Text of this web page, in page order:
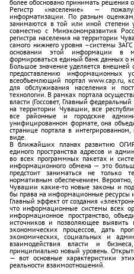
более обосновано принимать решения
Регистр «население» —
информатизации. По разным
занимаются в той или иной степени
совместно с Минэкономразвития
регистра населения на территории
самого нижнего уровня –системы
основании этой информации в
формироваться единый банк данных о
Большое значение уделяется внешней
предоставлению информационных
всеобъемлющий портал www.cap.ru,
для обслуживания населения и
технологии. В рамках портала
власти (Госсовет, Главный
на территории Чувашии, все
все районные и городские
унифицированном формате, она
странице портала в
виде.
В ближайших планах развитию
единого пространства адресов и
во всех программных пакетах и
информационного обмена — это
предстоит заниматься не только
нормативным обеспечением.
Чувашии какие-то новые законы и
бы права на информационные ресурсы
Главный эффект от создания
что информационные системы всех
информационное пространство,
источников и позволяющее выявить
экономических процессов, дать
экономических, социальных и
взаимодействия власти и
принципиально новый уровень.
— вот основные характеристики
реальности взаимоотношений.